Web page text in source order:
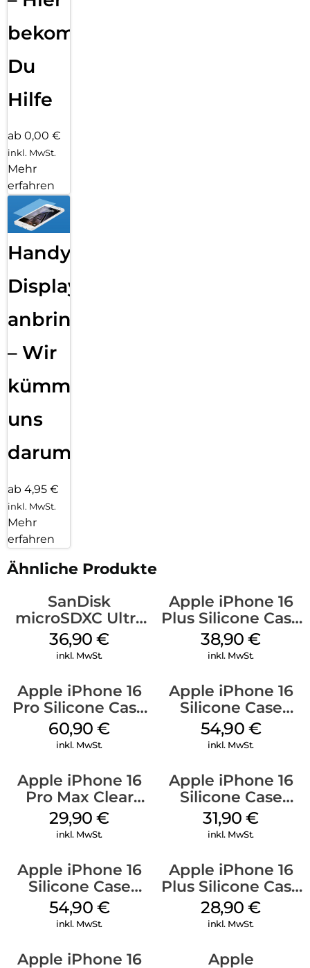
bekommst
Du
Hilfe
ab 0,00 €
inkl. MwSt.
Mehr
erfahren
Handy
Displayfolie
anbringen
– Wir
kümmern
uns
darum!
ab 4,95 €
inkl. MwSt.
Mehr
erfahren
Ähnliche Produkte
SanDisk
microSDXC Ultra
128 GB + Adapter
Mobile
36,90€
inkl. MwSt.
Apple iPhone 16
Plus Silicone Case
MagSafe Denim
38,90€
inkl. MwSt.
Apple iPhone 16
Pro Silicone Case
MagSafe Stone
Gray
60,90€
inkl. MwSt.
Apple iPhone 16
Silicone Case
MagSafe Black
54,90 €
inkl. MwSt.
Apple iPhone 16
Pro Max Clear
Case MagSafe
Transparent
29,90€
inkl. MwSt.
Apple iPhone 16
Silicone Case
MagSafe Fuchsia
31,90€
inkl. MwSt.
Apple iPhone 16
Silicone Case
MagSafe Lake
Green
54,90 €
inkl. MwSt.
Apple iPhone 16
Plus Silicone Case
MagSafe Black
28,90€
inkl. MwSt.
Apple iPhone 16
Apple